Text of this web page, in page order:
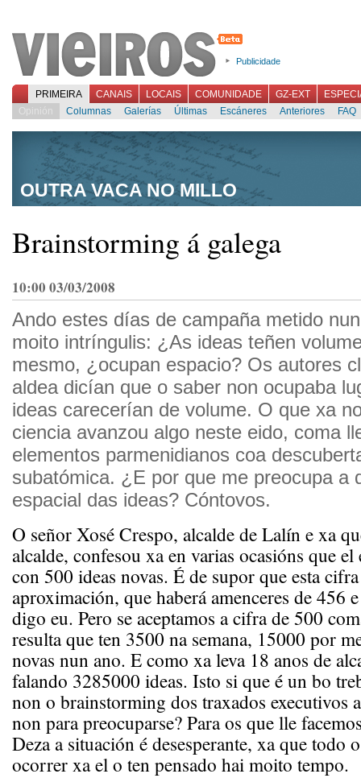
Publicidade
PRIMEIRA CANAIS LOCAIS COMUNIDADE GZ-EXT
Opinión
Columnas Galerías Últimas Escáneres Anteriores FAQ
OUTRA VACA NO MILLO
Brainstorming á galega
10:00 03/03/2008
Ando estes días de campaña metido
moito intríngulis: ¿As ideas teñen
mesmo, ¿ocupan espacio? Os autores
aldea dicían que o saber non ocupaba
ideas carecerían de volume. O que xa
ciencia avanzou algo neste eido, coma
elementos parmenidianos coa
subatómica. ¿E por que me preocupa a
espacial das ideas? Cóntovos.
O señor Xosé Crespo, alcalde de Lalín e xa
alcalde, confesou xa en varias ocasións que el
con 500 ideas novas. É de supor que esta
aproximación, que haberá amenceres de 456
digo eu. Pero se aceptamos a cifra de 500
resulta que ten 3500 na semana, 15000 por
novas nun ano. E como xa leva 18 anos de
falando 3285000 ideas. Isto si que é un bo
non o brainstorming dos traxados executivos
non para preocuparse? Para os que lle
Deza a situación é desesperante, xa que todo
ocorrer xa el o ten pensado hai moito tempo.